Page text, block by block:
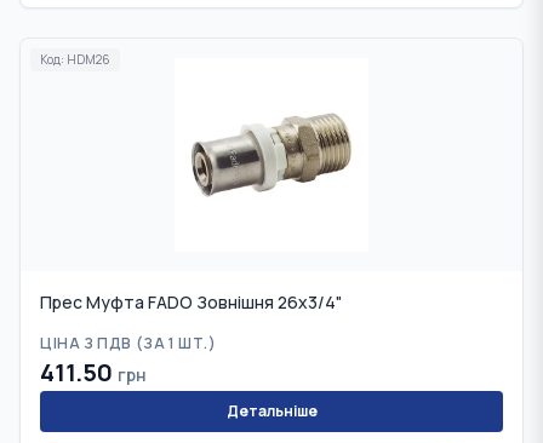
Код: HDM26
Прес Муфта FADO Зовнішня 26x3/4"
ЦІНА З ПДВ (ЗА 1 ШТ.)
411.50 грн
Детальніше